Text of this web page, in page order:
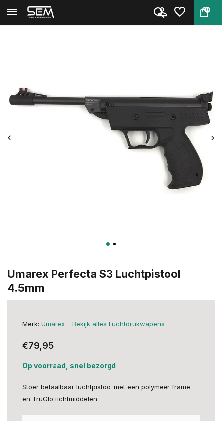
0
Terug Home Umarex Perfecta S3 Luchtpistoo...
Umarex Perfecta S3 Luchtpistool
4.5mm
Merk: Umarex Bekijk alles Luchtdrukwapens
€79,95
Op voorraad, snel bezorgd
Stoer betaalbaar luchtpistool met een polymeer frame
en TruGlo richtmiddelen.